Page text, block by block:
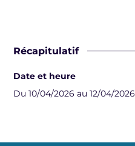
Récapitulatif
Date et heure
Du 10/04/2026 au 12/04/2026